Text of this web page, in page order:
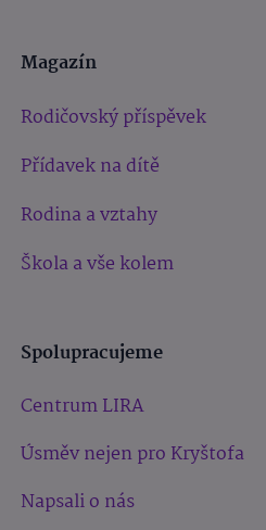
Magazín
Rodičovský příspěvek
Přídavek na dítě
Rodina a vztahy
Škola a vše kolem
Spolupracujeme
Centrum LIRA
Úsměv nejen pro Kryštofa
Napsali o nás